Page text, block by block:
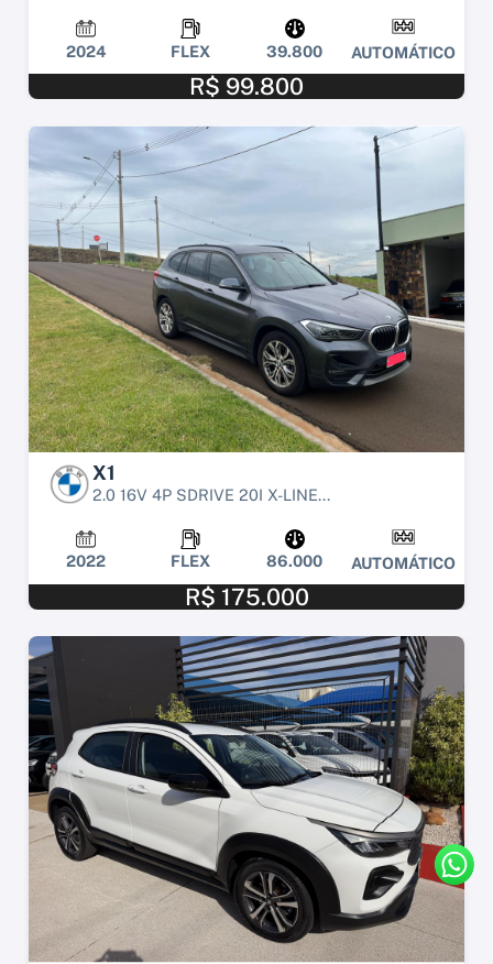
2024 FLEX 39.800 AUTOMÁTICO
R$ 99.800
X1
2.0 16V 4P SDRIVE 20I X-LINE...
2022 FLEX 86.000 AUTOMÁTICO
R$ 175.000